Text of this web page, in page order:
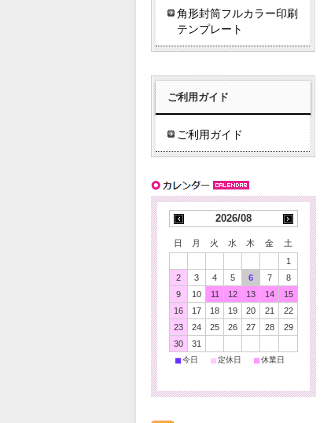
角形封筒フルカラー印刷
テンプレート
ご利用ガイド
ご利用ガイド
2026/08
日 月 火 水 木 金
土
1
2
3 4 5 6 7
8
9
10 11 12 13 14
15
16
17 18 19 20 21
22
23
24 25 26 27 28
29
30
31
■ 今日 ■ 定休日 ■ 休業日